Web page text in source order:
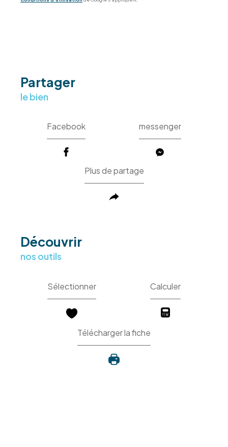
partager
le bien
Facebook messenger
Plus de partage
découvrir
nos outils
Sélectionner Calculer
Télécharger la fiche